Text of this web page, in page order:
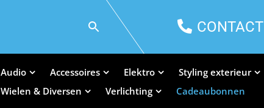
CONTACT
Audio Accessoires Elektro Styling exterieur
Wielen & Diversen
Verlichting Cadeaubonnen